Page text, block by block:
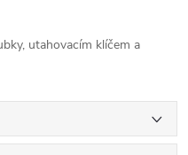
utahovacím klíčem a